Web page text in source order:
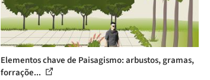
Elementos chave de Paisagismo: arbustos, gramas,
forraçõe...